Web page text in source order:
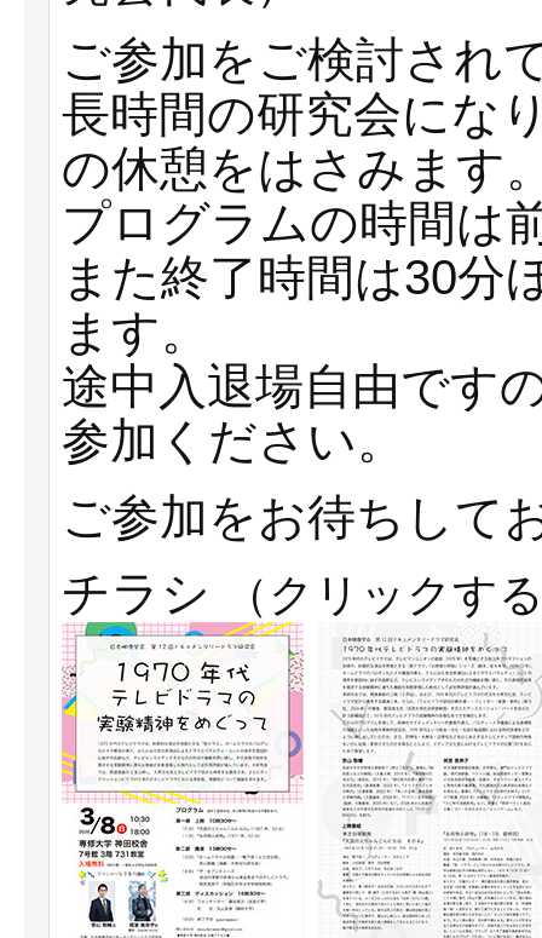
ご参加をご検討され
長時間の研究会にな
の休憩をはさみます
プログラムの時間は
また終了時間は30分
ます。
途中入退場自由です
参加ください。
ご参加をお待ちして
チラシ
（クリックす